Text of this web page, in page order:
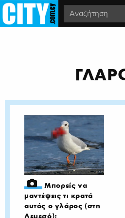
Μπορείς να
μαντέψεις τι κρατά
αυτός ο γλάρος (στη
Λεμεσό);